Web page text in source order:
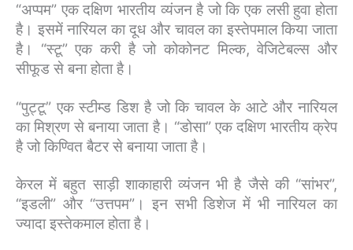
“अप्पम” एक दक्षिण भारतीय व्यंजन है जो कि एक लसी हुवा होता
है। इसमें नारियल का दूध और चावल का इस्तेपमाल किया जाता
है। “स्टू” एक करी है जो कोकोनट मिल्क, वेजिटेबल्स और
सीफूड से बना होता है।
“पुट्टू” एक स्टीम्ड डिश है जो कि चावल के आटे और नारियल
का मिश्रण से बनाया जाता है। “डोसा” एक दक्षिण भारतीय क्रेप
है जो किण्वित बैटर से बनाया जाता है।
केरल में बहुत साड़ी शाकाहारी व्यंजन भी है जैसे की “सांभर”,
“इडली” और “उत्तपम”। इन सभी डिशेज में भी नारियल का
ज्यादा इस्तेकमाल होता है।